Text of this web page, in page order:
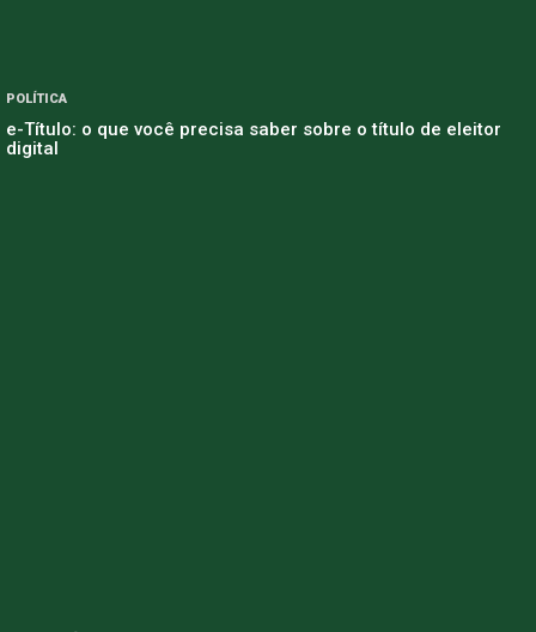
POLÍTICA
e-Título: o que você precisa saber sobre o título de eleitor
digital